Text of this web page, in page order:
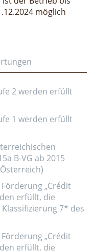
möglich
2 werden erfüllt
1 werden erfüllt
B-VG ab 2015
„Crédit
erfüllt, die
7* des
„Crédit
erfüllt, die